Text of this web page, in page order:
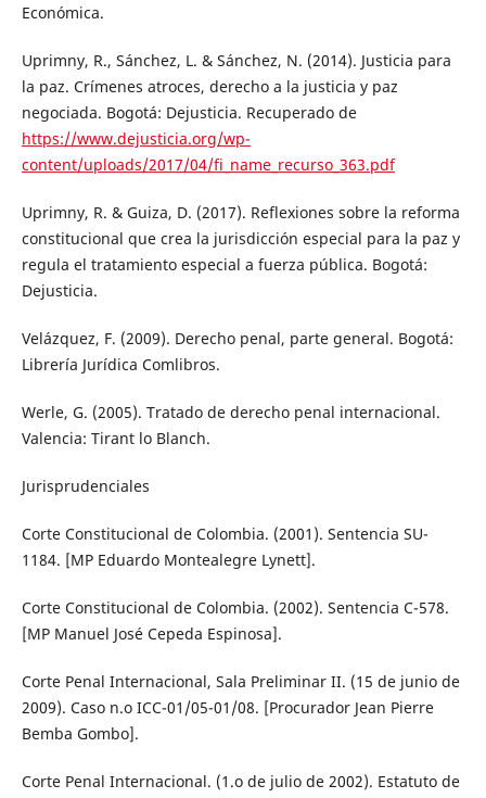
Económica.
Uprimny, R., Sánchez, L. & Sánchez, N. (2014). Justicia para
la paz. Crímenes atroces, derecho a la justicia y paz
negociada. Bogotá: Dejusticia. Recuperado de
https://www.dejusticia.org/wp-
content/uploads/2017/04/fi_name_recurso_363.pdf
Uprimny, R. & Guiza, D. (2017). Reflexiones sobre la reforma
constitucional que crea la jurisdicción especial para la paz y
regula el tratamiento especial a fuerza pública. Bogotá:
Dejusticia.
Velázquez, F. (2009). Derecho penal, parte general. Bogotá:
Librería Jurídica Comlibros.
Werle, G. (2005). Tratado de derecho penal internacional.
Valencia: Tirant lo Blanch.
Jurisprudenciales
Corte Constitucional de Colombia. (2001). Sentencia SU-
1184. [MP Eduardo Montealegre Lynett].
Corte Constitucional de Colombia. (2002). Sentencia C-578.
[MP Manuel José Cepeda Espinosa].
Corte Penal Internacional, Sala Preliminar II. (15 de junio de
2009). Caso n.o ICC-01/05-01/08. [Procurador Jean Pierre
Bemba Gombo].
Corte Penal Internacional. (1.o de julio de 2002). Estatuto de